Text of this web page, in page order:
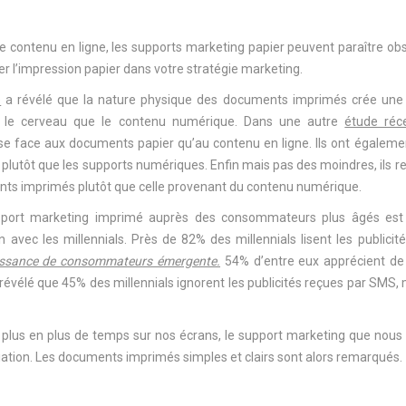
contenu en ligne, les supports marketing papier peuvent paraître
l’impression papier dans votre stratégie marketing.
a révélé que la nature physique des documents imprimés crée une
cerveau que le contenu numérique. Dans une autre étude
face aux documents papier qu’au contenu en ligne. Ils ont
que les supports numériques. Enfin mais pas des moindres, ils
imprimés plutôt que celle provenant du contenu numérique.
marketing imprimé auprès des consommateurs plus âgés est
les millennials. Près de 82% des millennials lisent les
de consommateurs émergente. 54% d’entre eux apprécient
que 45% des millennials ignorent les publicités reçues par SMS,
en plus de temps sur nos écrans, le support marketing que nous
Les documents imprimés simples et clairs sont alors remarqués.